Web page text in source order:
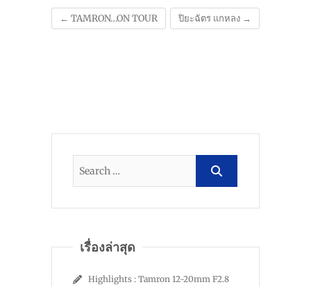
← TAMRON…ON TOUR ปิยะฉัตร แกหลง →
เรื่องล่าสุด
Highlights : Tamron 12-20mm F2.8